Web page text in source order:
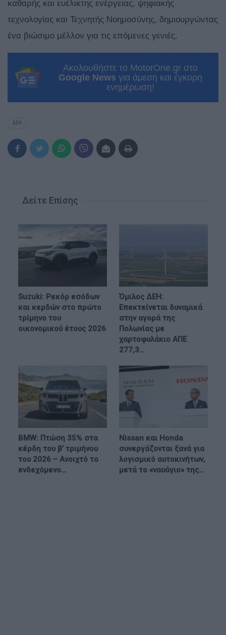
καθαρής και ευέλικτης ενέργειας, ψηφιακής
τεχνολογίας και Τεχνητής Νοημοσύνης, δημιουργώντας
ένα βιώσιμο μέλλον για τις επόμενες γενιές.
Ακολουθήστε το MotorOne.gr στο
Google News για άμεση και έγκυρη
ενημέρωση!
ΔΕΗ
Δείτε Επίσης
Suzuki: Ρεκόρ εσόδων
και κερδών στο πρώτο
τρίμηνο του
οικονομικού έτους 2026
Όμιλος ΔΕΗ:
Επεκτείνεται δυναμικά
στην αγορά της
Πολωνίας με
χαρτοφυλάκιο ΑΠΕ
277,3…
BMW: Πτώση 35% στα
κέρδη του β’ τριμήνου
του 2026 – Ανοιχτό το
ενδεχόμενο…
Nissan και Honda
συνεργάζονται ξανά για
λογισμικό αυτοκινήτων,
μετά το «ναυάγιο» της…